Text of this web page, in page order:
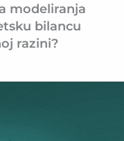
modeliranja
bilancu
razini?